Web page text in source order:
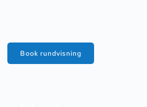
Book rundvisning